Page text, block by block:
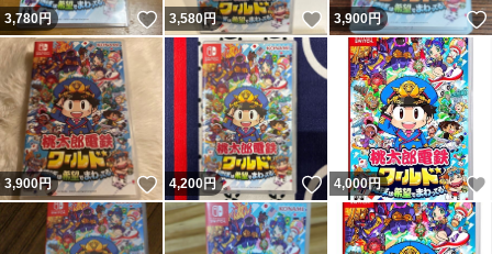
3,780円 いいね！
3,580円 いいね！
3,900円
3,900円 いいね！
4,200円 いいね！
4,000円